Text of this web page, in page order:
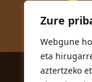
Zure
Webgune
eta
aztertzeko